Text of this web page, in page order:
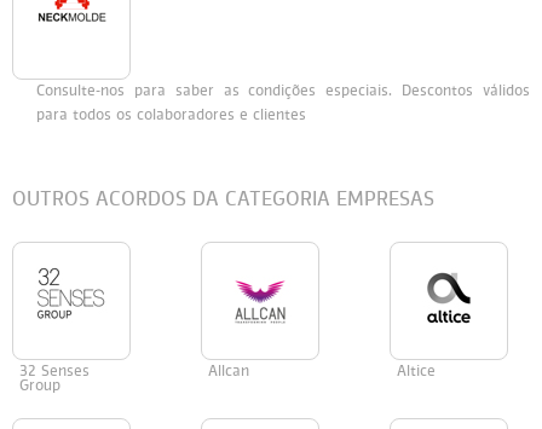
Consulte-nos para saber as condições especiais. Descontos válidos
para todos os colaboradores e clientes
OUTROS ACORDOS DA CATEGORIA EMPRESAS
32 Senses
Group
Allcan Altice
Polaroid
Vogue
Vogue Eyewear
Ray-Ban
Ray Ban Junior